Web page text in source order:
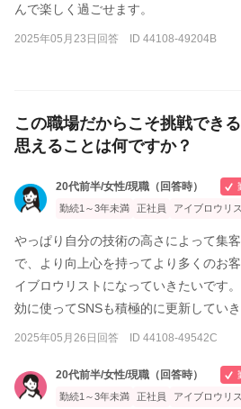
んで楽しく過ごせます。
2025年05月23日回答 ID 44108-49204B
この職場だからこそ挑戦でき
思えることは何ですか？
20代前半/女性/現職（回答時）
勤続1～3年未満
正社員 アイブロウリ
やっぱり自分の技術の高さによって集
で、より向上心を持ってより多くのお
イブロウリストになっていきたいです
効に使ってSNSも積極的に更新していき
2025年05月26日回答 ID 44108-49542C
20代前半/女性/現職（回答時）
勤続1～3年未満
正社員 アイブロウリ